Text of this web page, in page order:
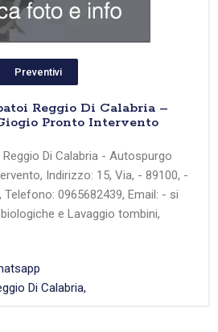
Preventivi
Reggio Di Calabria –
Pronto Intervento
Di Calabria - Autospurgo
Indirizzo: 15, Via, - 89100, -
Telefono: 0965682439, Email: - si
e Lavaggio tombini,
Di Calabria,